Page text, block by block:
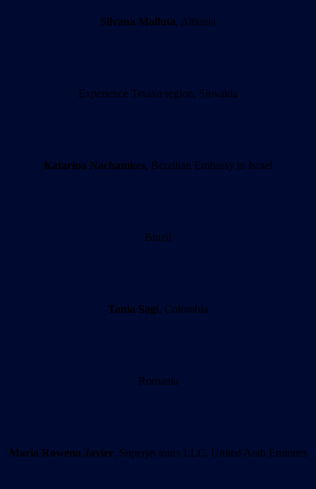
Silvana Malluta, Albania
Experience Trnava region, Slovakia
Katarina Nachamkes, Brazilian Embassy in Israel
Brazil
Tania Sagi, Colombia
Romania
Maria Rowena Javier, Superjet tours LLC, United Arab Emirates